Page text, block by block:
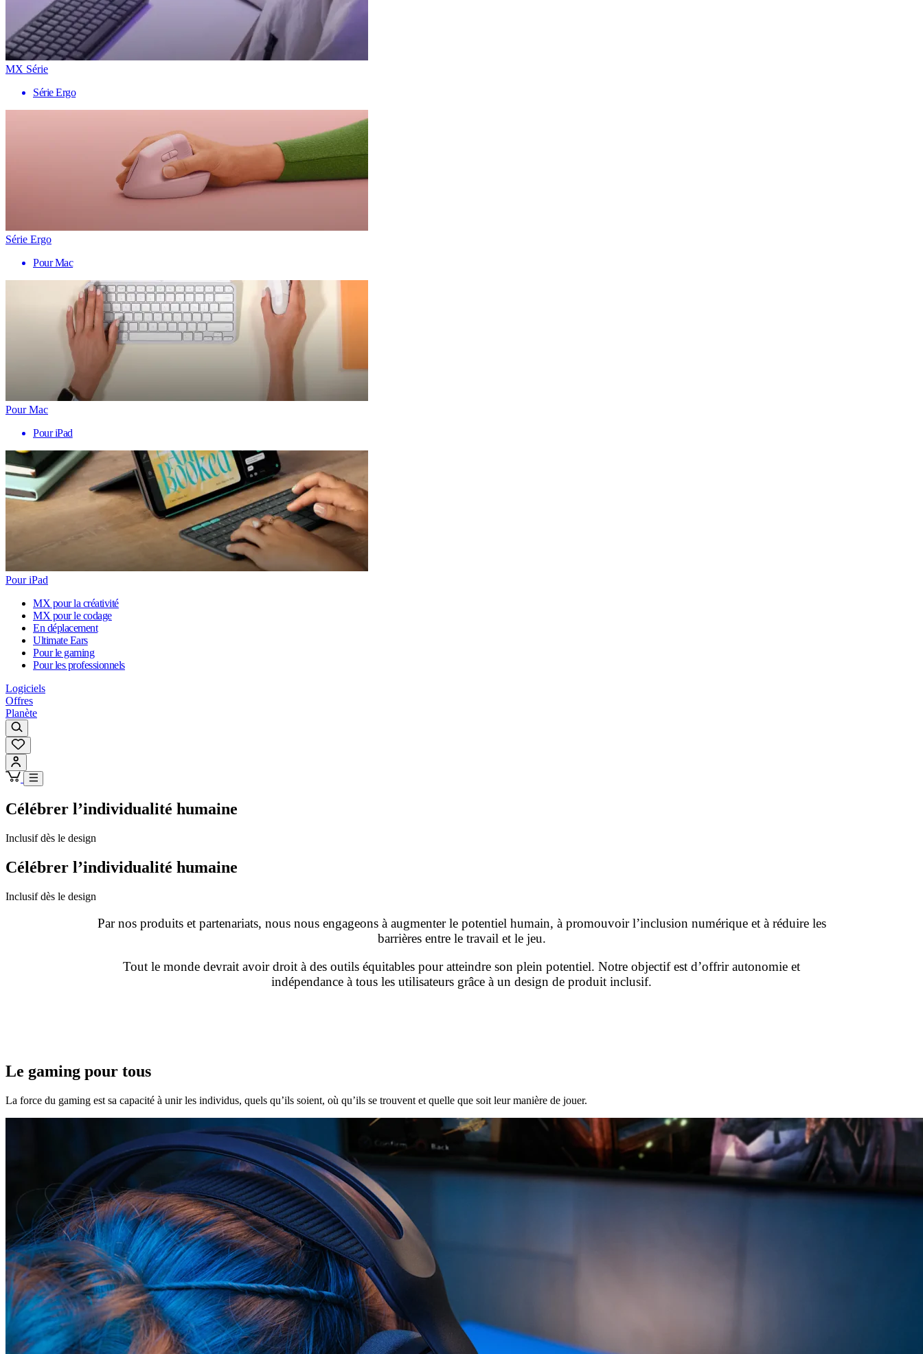
MX Série
Série Ergo
Série Ergo
Pour Mac
Pour Mac
Pour iPad
Pour iPad
MX pour la créativité
MX pour le codage
En déplacement
Ultimate Ears
Pour le gaming
Pour les professionnels
Logiciels
Offres
Planète
Célébrer l’individualité humaine
Inclusif dès le design
Célébrer l’individualité humaine
Inclusif dès le design
Par nos produits et partenariats, nous nous engageons à augmenter le potentiel humain, à promouvoir l’inclusion numérique et à réduire les
barrières entre le travail et le jeu.
Tout le monde devrait avoir droit à des outils équitables pour atteindre son plein potentiel. Notre objectif est d’offrir autonomie et
indépendance à tous les utilisateurs grâce à un design de produit inclusif.
Le gaming pour tous
La force du gaming est sa capacité à unir les individus, quels qu’ils soient, où qu’ils se trouvent et quelle que soit leur manière de jouer.